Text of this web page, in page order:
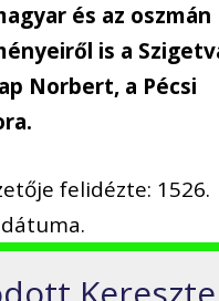
és az oszmán
is a
Norbert, a Pécsi
.
felidézte: 1526.